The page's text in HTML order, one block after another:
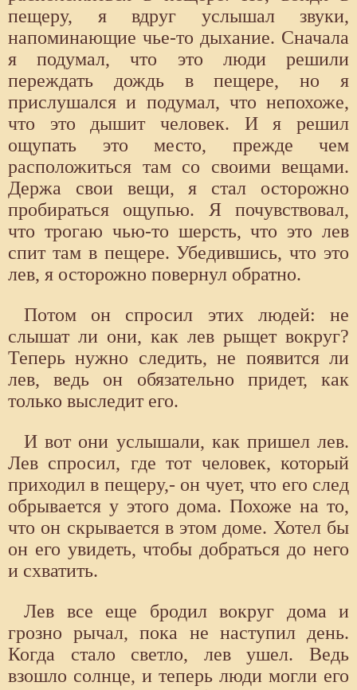
пещеру, я вдруг услышал звуки,
напоминающие чье-то дыхание. Сначала
я подумал, что это люди решили
переждать дождь в пещере, но я
прислушался и подумал, что непохоже,
что это дышит человек. И я решил
ощупать это место, прежде чем
расположиться там со своими вещами.
Держа свои вещи, я стал осторожно
пробираться ощупью. Я почувствовал,
что трогаю чью-то шерсть, что это лев
спит там в пещере. Убедившись, что это
лев, я осторожно повернул обратно.
Потом он спросил этих людей: не
слышат ли они, как лев рыщет вокруг?
Теперь нужно следить, не появится ли
лев, ведь он обязательно придет, как
только выследит его.
И вот они услышали, как пришел лев.
Лев спросил, где тот человек, который
приходил в пещеру,- он чует, что его след
обрывается у этого дома. Похоже на то,
что он скрывается в этом доме. Хотел бы
он его увидеть, чтобы добраться до него
и схватить.
Лев все еще бродил вокруг дома и
грозно рычал, пока не наступил день.
Когда стало светло, лев ушел. Ведь
взошло солнце, и теперь люди могли его